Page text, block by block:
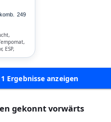
249
ESP,
1 Ergebnisse anzeigen
gekonnt vorwärts